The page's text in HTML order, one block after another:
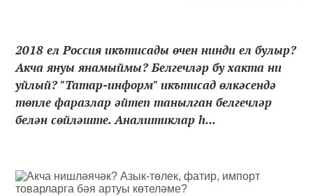
2018 ел Россия икътисады өчен нинди ел булыр?
Акча януы янамыймы? Белгечләр бу хакта ни
уйлый? "Татар-информ" икътисад өлкәсендә
төпле фаразлар әйтеп танылган белгечләр
белән сөйләште. Аналитиклар һ...